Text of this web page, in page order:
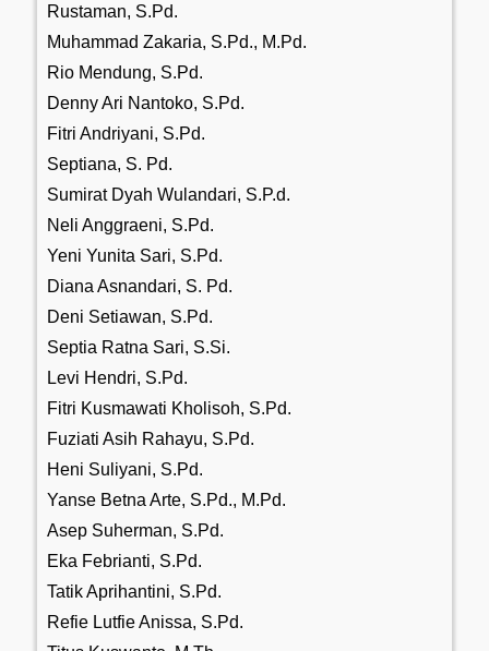
Rustaman, S.Pd.
Muhammad Zakaria, S.Pd., M.Pd.
Rio Mendung, S.Pd.
Denny Ari Nantoko, S.Pd.
Fitri Andriyani, S.Pd.
Septiana, S. Pd.
Sumirat Dyah Wulandari, S.P.d.
Neli Anggraeni, S.Pd.
Yeni Yunita Sari, S.Pd.
Diana Asnandari, S. Pd.
Deni Setiawan, S.Pd.
Septia Ratna Sari, S.Si.
Levi Hendri, S.Pd.
Fitri Kusmawati Kholisoh, S.Pd.
Fuziati Asih Rahayu, S.Pd.
Heni Suliyani, S.Pd.
Yanse Betna Arte, S.Pd., M.Pd.
Asep Suherman, S.Pd.
Eka Febrianti, S.Pd.
Tatik Aprihantini, S.Pd.
Refie Lutfie Anissa, S.Pd.